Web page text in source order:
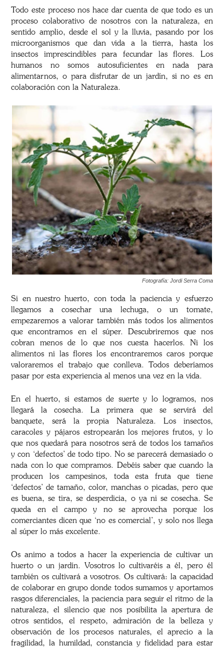
Todo este proceso nos hace dar cuenta de que todo es un
proceso colaborativo de nosotros con la naturaleza, en
sentido amplio, desde el sol y la lluvia, pasando por los
microorganismos que dan vida a la tierra, hasta los
insectos imprescindibles para fecundar las flores. Los
humanos no somos autosuficientes en nada para
alimentarnos, o para disfrutar de un jardín, si no es en
colaboración con la Naturaleza.
Fotografía: Jordi Serra Coma
Si en nuestro huerto, con toda la paciencia y esfuerzo
llegamos a cosechar una lechuga, o un tomate,
empezaremos a valorar también más todos los alimentos
que encontramos en el súper. Descubriremos que nos
cobran menos de lo que nos cuesta hacerlos. Ni los
alimentos ni las flores los encontraremos caros porque
valoraremos el trabajo que conlleva. Todos deberíamos
pasar por esta experiencia al menos una vez en la vida.
En el huerto, si estamos de suerte y lo logramos, nos
llegará la cosecha. La primera que se servirá del
banquete, será la propia Naturaleza. Los insectos,
caracoles y pájaros estropearán los mejores frutos, y lo
que nos quedará para nosotros será de todos los tamaños
y con ‘defectos’ de todo tipo. No se parecerá demasiado o
nada con lo que compramos. Debéis saber que cuando la
producen los campesinos, toda esta fruta que tiene
‘defectos’ de tamaño, color, manchas o picadas, pero que
es buena, se tira, se desperdicia, o ya ni se cosecha. Se
queda en el campo y no se aprovecha porque los
comerciantes dicen que ‘no es comercial’, y solo nos llega
al súper lo más excelente.
Os animo a todos a hacer la experiencia de cultivar un
huerto o un jardín. Vosotros lo cultivaréis a él, pero él
también os cultivará a vosotros. Os cultivará: la capacidad
de colaborar en grupo donde todos sumamos y aportamos
rasgos diferenciales, la paciencia para seguir el ritmo de la
naturaleza, el silencio que nos posibilita la apertura de
otros sentidos, el respeto, admiración de la belleza y
observación de los procesos naturales, el aprecio a la
fragilidad, la humildad, constancia y fidelidad para estar